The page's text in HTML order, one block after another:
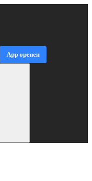
App openen